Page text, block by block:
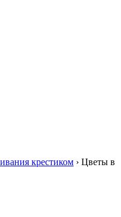
крестиком › Цветы в